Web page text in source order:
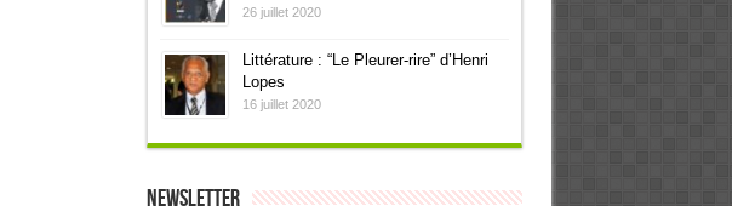
26 juillet 2020
Littérature : “Le Pleurer-rire” d’Henri
Lopes
16 juillet 2020
Newsletter